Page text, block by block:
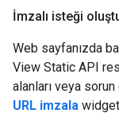
İmzalı isteği
Web sayfanızda
View Static API
alanları veya
URL imzala